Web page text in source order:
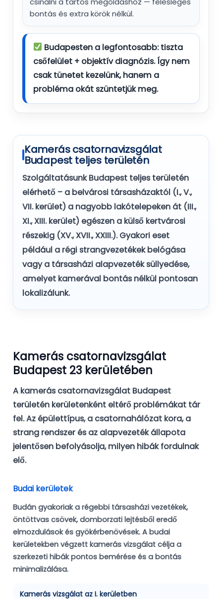
bontás és extra körök nélkül.
Budapesten a legfontosabb:tiszta
csőfelület + objektív diagnózis. Így nem
csak tünetet kezelünk, hanem a
probléma okát szüntetjük meg.
Kamerás csatornavizsgálat
Budapest teljes területén
Szolgáltatásunk Budapest teljes területén
elérhető – a belvárosi társasházaktól (I., V.,
VII. kerület) a nagyobb lakótelepeken át (III.,
XI., XIII. kerület) egészen a külső kertvárosi
részekig (XV., XVII., XXIII.). Gyakori eset
például a régi strangvezetékek belógása
vagy a társasházi alapvezeték süllyedése,
amelyet kamerával bontás nélkül pontosan
lokalizálunk.
Kamerás csatornavizsgálat
Budapest 23 kerületében
A kamerás csatornavizsgálat Budapest
területén kerületenként eltérő problémákat tár
fel. Az épülettípus, a csatornahálózat kora, a
strang rendszer és az alapvezeték állapota
jelentősen befolyásolja, milyen hibák fordulnak
elő.
Budai kerületek
Budán gyakoriak a régebbi társasházi vezetékek,
öntöttvas csövek, domborzati lejtésből eredő
elmozdulások és gyökérbenövések. A budai
kerületekben végzett kamerás vizsgálat célja a
szerkezeti hibák pontos bemérése és a bontás
minimalizálása.
Kamerás vizsgálat az I. kerületben